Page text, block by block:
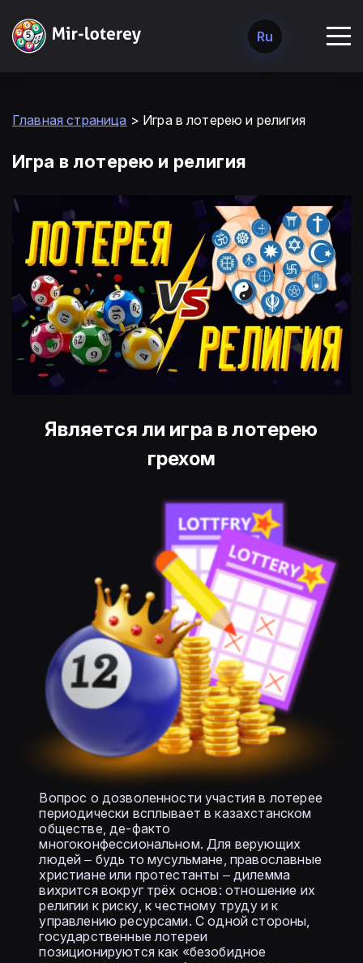
Ru
Главная страница > Игра в лотерею и религия
Игра в лотерею и религия
Является ли игра в лотерею
грехом
Вопрос о дозволенности участия в лотерее
периодически всплывает в казахстанском
обществе, де-факто
многоконфессиональном. Для верующих
людей ‒ будь то мусульмане, православные
христиане или протестанты ‒ дилемма
вихрится вокруг трёх основ: отношение их
религии к риску, к честному труду и к
управлению ресурсами. С одной стороны,
государственные лотереи
позиционируются как «безобидное